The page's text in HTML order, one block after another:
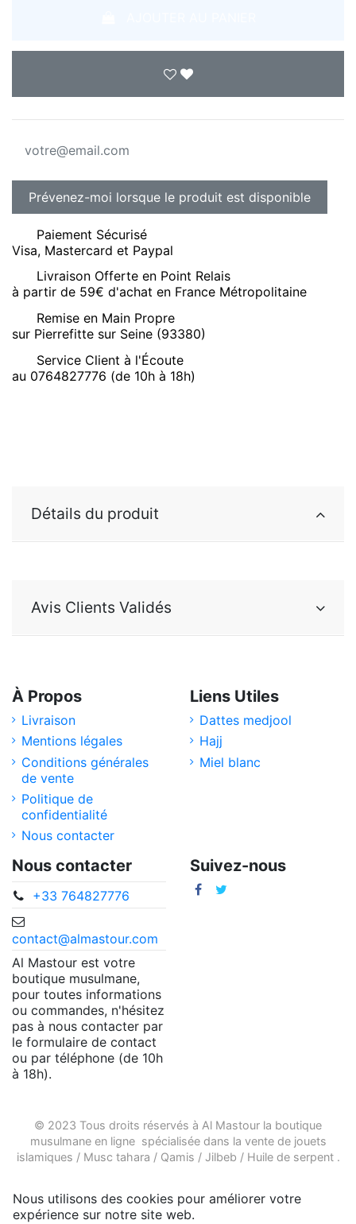
Paiement Sécurisé
Visa, Mastercard et Paypal
Livraison Offerte en Point Relais
à partir de 59€ d'achat en France Métropolitaine
Remise en Main Propre
sur Pierrefitte sur Seine (93380)
Service Client à l'Écoute
au 0764827776 (de 10h à 18h)
Détails du produit
Avis Clients Validés
À Propos
Livraison
Mentions légales
Conditions générales
de vente
Politique de
confidentialité
Nous contacter
Liens Utiles
Dattes medjool
Hajj
Miel blanc
Nous contacter
+33 764827776
contact@almastour.com
Al Mastour est votre
boutique musulmane,
pour toutes informations
ou commandes, n'hésitez
pas à nous contacter par
le formulaire de contact
ou par téléphone (de 10h
à 18h).
Suivez-nous
© 2023 Tous droits réservés à Al Mastour la boutique
musulmane en lignespécialisée dans la vente de jouets
islamiques / Musc tahara / Qamis / Jilbeb / Huile de serpent.
Nous utilisons des cookies pour améliorer votre
expérience sur notre site web.